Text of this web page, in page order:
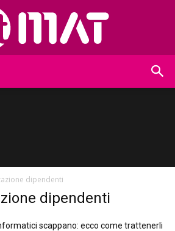
dipendenti
dipendenti
scappano: ecco come trattenerli